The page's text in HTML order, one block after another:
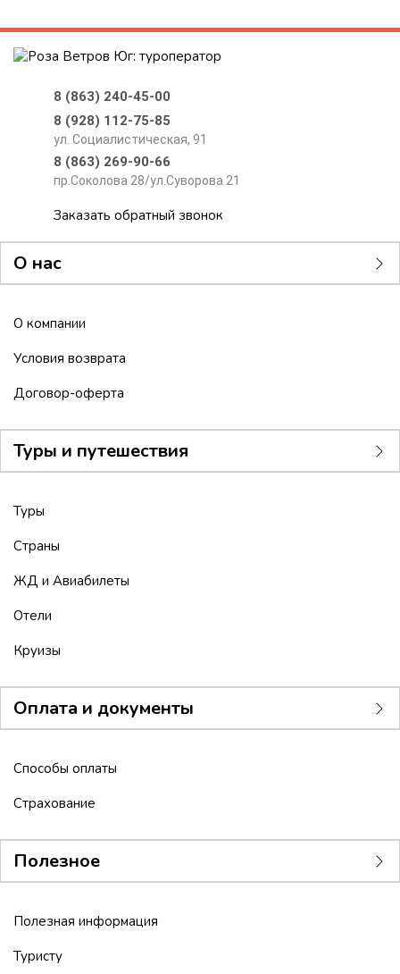
8 (863) 240-45-00
8 (928) 112-75-85
ул. Социалистическая, 91
8 (863) 269-90-66
пр.Соколова 28/ул.Суворова 21
Заказать обратный звонок
О нас
О компании
Условия возврата
Договор-оферта
Туры и путешествия
Туры
Страны
ЖД и Авиабилеты
Отели
Круизы
Оплата и документы
Способы оплаты
Страхование
Полезное
Полезная информация
Туристу